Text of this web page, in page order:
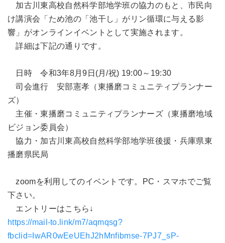
加古川東高校自然科学部地学班の協力のもと、市民向
け講演会「ため池の「池干し」がリン循環に与える影
響」がオンラインイベントとして実施されます。
詳細は下記の通りです。
日時 令和3年8月9日(月/祝) 19:00～19:30
司会進行 安部憲孝（東播磨コミュニティプランナー
ズ）
主催・東播磨コミュニティプランナーズ（東播磨地域
ビジョン委員会）
協力・加古川東高校自然科学部地学班後援・兵庫県東
播磨県民局
zoomを利用してのイベントです。PC・スマホでご覧
下さい。
エントリーはこちら↓
https://mail-to.link/m7/aqmqsg?
fbclid=IwAR0wEeUEhJ2hMnfibmse-7PJ7_sP-